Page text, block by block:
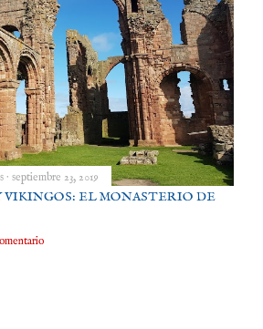
septiembre 23, 2019
EL MONASTERIO DE